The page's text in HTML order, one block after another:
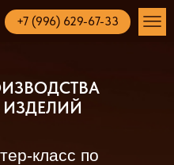
+7 (996) 629-67-33
класс по